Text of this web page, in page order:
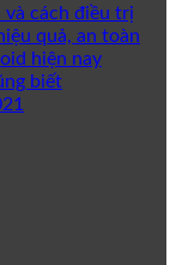
và cách điều trị
quả, an toàn
hiện nay
biết